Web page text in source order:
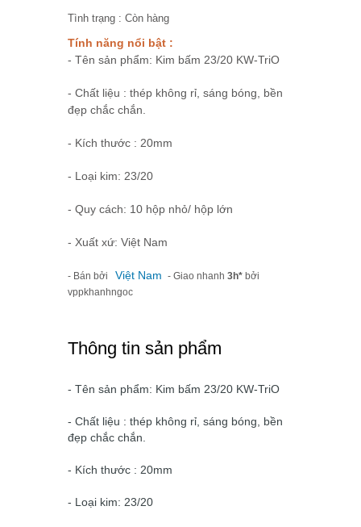
Tình trạng : Còn hàng
Tính năng nổi bật :
- Tên sản phẩm: Kim bấm 23/20 KW-TriO
- Chất liệu : thép không rỉ, sáng bóng, bền
đẹp chắc chắn.
- Kích thước : 20mm
- Loại kim: 23/20
- Quy cách: 10 hộp nhỏ/ hộp lớn
- Xuất xứ: Việt Nam
- Bán bởi Việt Nam - Giao nhanh 3h* bởi
vppkhanhngoc
Thông tin sản phẩm
- Tên sản phẩm: Kim bấm 23/20 KW-TriO
- Chất liệu : thép không rỉ, sáng bóng, bền
đẹp chắc chắn.
- Kích thước : 20mm
- Loại kim: 23/20